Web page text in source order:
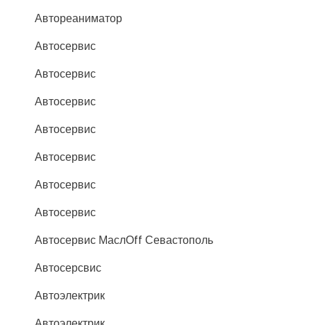
Автореаниматор
Автосервис
Автосервис
Автосервис
Автосервис
Автосервис
Автосервис
Автосервис
Автосервис МаслОff Севастополь
Автосерсвис
Автоэлектрик